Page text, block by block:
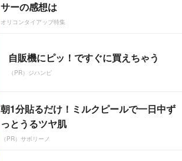
サーの感想は
オリコンタイアップ特集
自販機にピッ！ですぐに買えちゃう
（PR）ジハンピ
朝1分貼るだけ！ミルクピールで一日中ず
っとうるツヤ肌
（PR）サボリーノ